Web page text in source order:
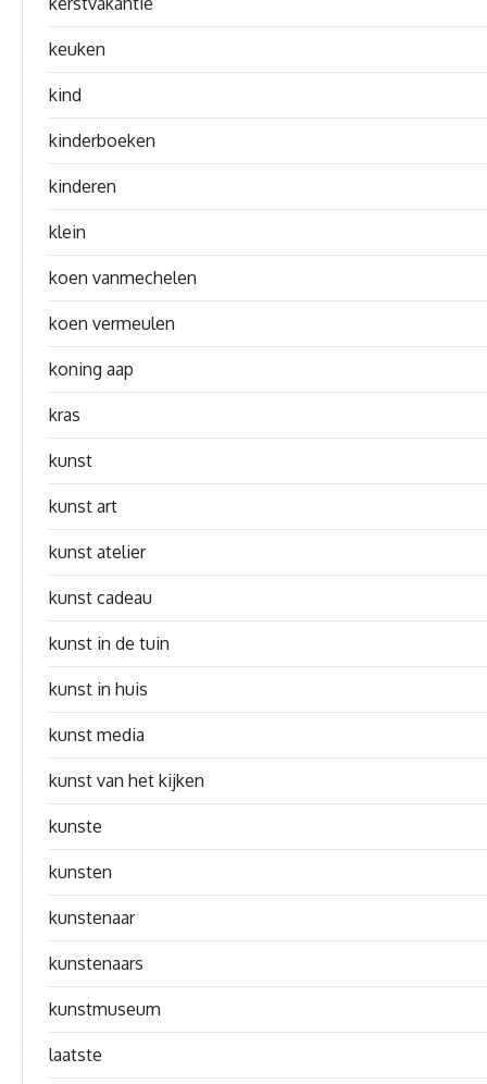
keuken
kind
kinderboeken
kinderen
klein
koen vanmechelen
koen vermeulen
koning aap
kras
kunst
kunst art
kunst atelier
kunst cadeau
kunst in de tuin
kunst in huis
kunst media
kunst van het kijken
kunste
kunsten
kunstenaar
kunstenaars
kunstmuseum
laatste